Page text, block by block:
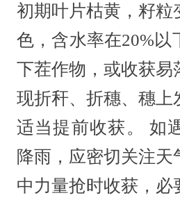
初期叶片枯黄，籽粒
色，含水率在20%以
下茬作物，或收获易
现折秆、折穗、穗上
适当提前收获。 如
降雨，应密切关注天
中力量抢时收获，必